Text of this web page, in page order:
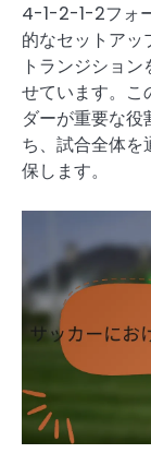
4-1-2-1-2フォ
的なセットアッ
トランジショ
せています。こ
ダーが重要な
ち、試合全体
保します。